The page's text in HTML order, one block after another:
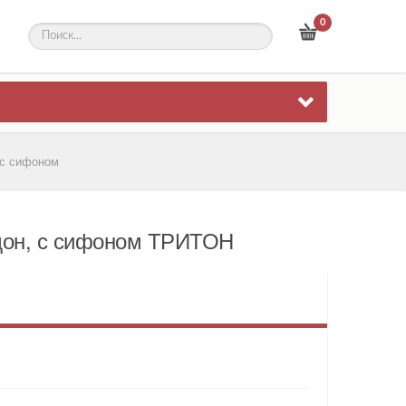
0
сифоном
с сифоном ТРИТОН